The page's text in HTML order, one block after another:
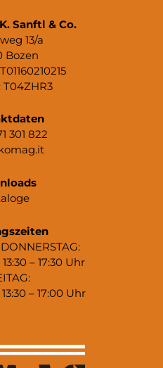
Sanftl & Co.
13/a
Bozen
T04ZHR3
301 822
– 17:30 Uhr
– 17:00 Uhr